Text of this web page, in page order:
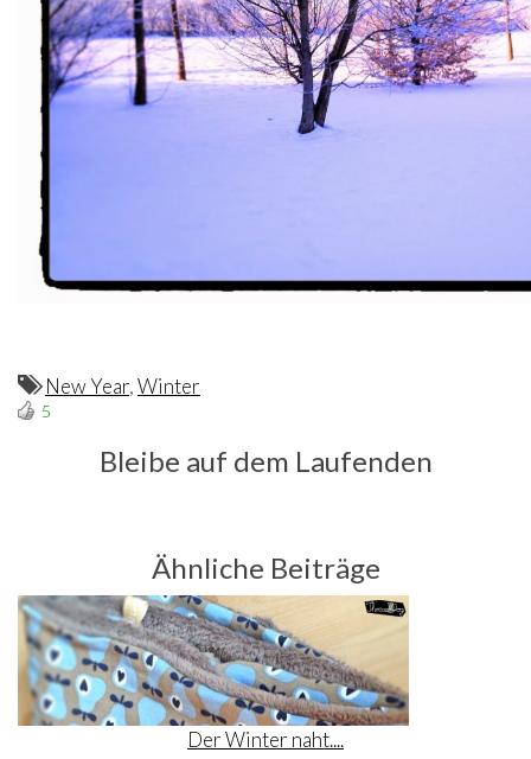
New Year,Winter
5
Bleibe auf dem Laufenden
Ähnliche Beiträge
Der Winter naht....